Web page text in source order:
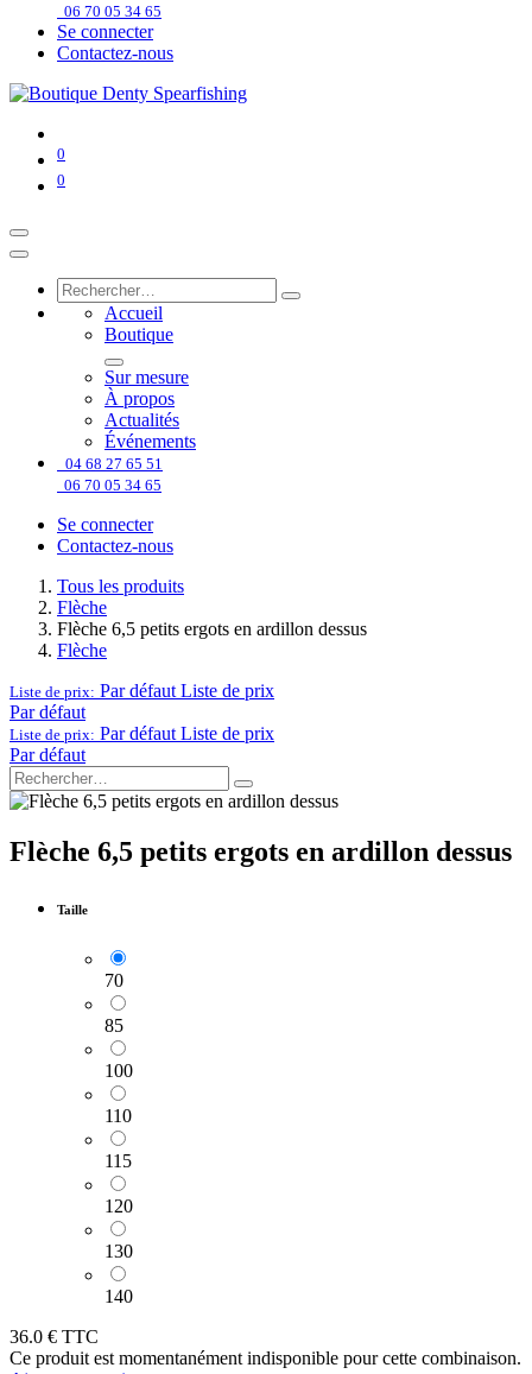
06 70 05 34 65
Se connecter
Contactez-nous
0
0
Accueil
Boutique
Sur mesure
À propos
Actualités
Événements
04 68 27 65 51
06 70 05 34 65
Se connecter
Contactez-nous
Tous les produits
Flèche
Flèche 6,5 petits ergots en ardillon dessus
Flèche
Liste de prix: Par défaut Liste de prix
Par défaut
Liste de prix: Par défaut Liste de prix
Par défaut
Flèche 6,5 petits ergots en ardillon dessus
Taille
70
85
100
110
115
120
130
140
36.0 € TTC
Ce produit est momentanément indisponible pour cette combinaison.